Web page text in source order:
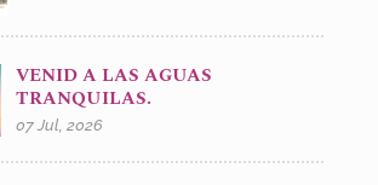
VENID A LAS AGUAS
TRANQUILAS.
07 Jul, 2026